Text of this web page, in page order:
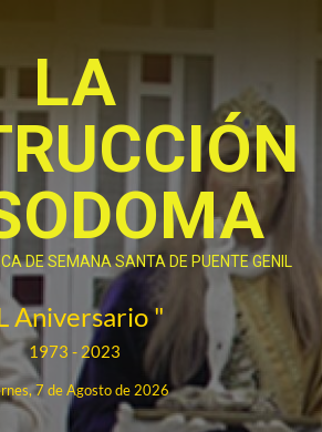
LA
DE SEMANA SANTA DE PUENTE GENIL
Aniversario "
1973 - 2023
7 de Agosto de 2026